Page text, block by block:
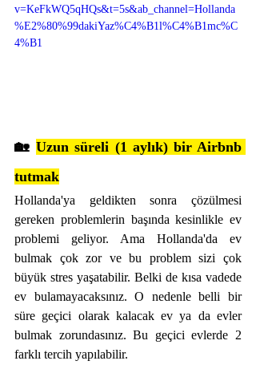
v=KeFkWQ5qHQs&t=5s&ab_channel=Hollanda
%E2%80%99dakiYaz%C4%B1l%C4%B1mc%C
4%B1
🏡 Uzun süreli (1 aylık) bir Airbnb
tutmak
Hollanda'ya geldikten sonra çözülmesi
gereken problemlerin başında kesinlikle ev
problemi geliyor. Ama Hollanda'da ev
bulmak çok zor ve bu problem sizi çok
büyük stres yaşatabilir. Belki de kısa vadede
ev bulamayacaksınız. O nedenle belli bir
süre geçici olarak kalacak ev ya da evler
bulmak zorundasınız. Bu geçici evlerde 2
farklı tercih yapılabilir.